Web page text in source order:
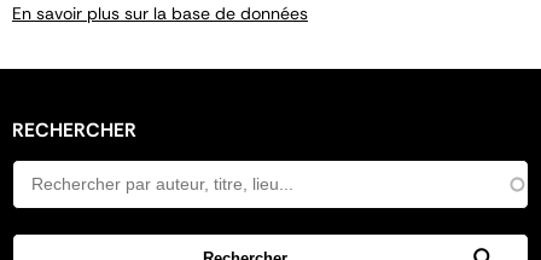
En savoir plus sur la base de données
RECHERCHER